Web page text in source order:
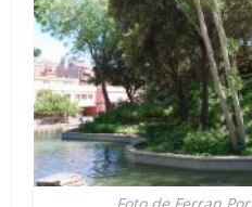
Foto de Ferran